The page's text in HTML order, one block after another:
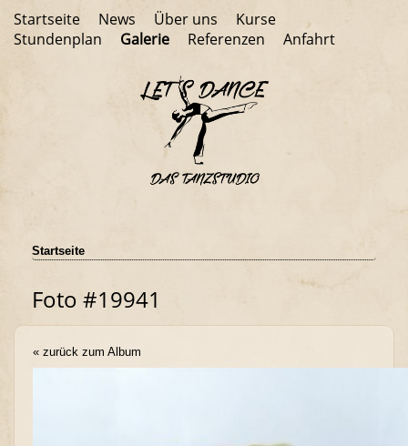
Startseite News Über uns
Kurse
Stundenplan
Galerie Referenzen Anfahrt
Startseite
Foto #19941
« zurück zum Album